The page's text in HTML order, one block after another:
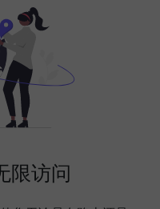
限访问